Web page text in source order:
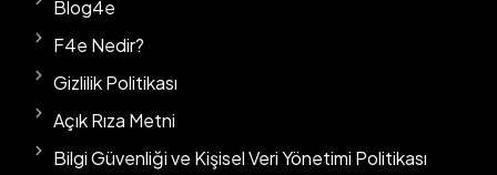
Blog4e
F4e Nedir?
Gizlilik Politikası
Açık Rıza Metni
Bilgi Güvenliği ve Kişisel Veri Yönetimi Politikası